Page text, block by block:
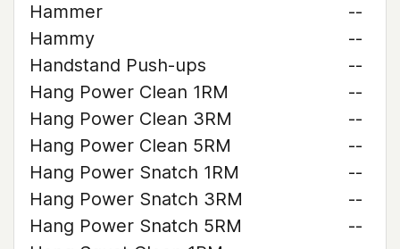
Hammer
--
Hammy
--
Handstand Push-ups
--
Hang Power Clean 1RM
--
Hang Power Clean 3RM
--
Hang Power Clean 5RM
--
Hang Power Snatch 1RM
--
Hang Power Snatch 3RM
--
Hang Power Snatch 5RM
--